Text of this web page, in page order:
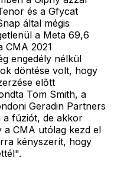
és a Gfycat
által mégis
a Meta 69,6
CMA 2021
engedély nélkül
döntése volt, hogy
előtt
Tom Smith, a
Geradin Partners
a fúziót, de akkor
CMA utólag kezd el
kényszerít, hogy